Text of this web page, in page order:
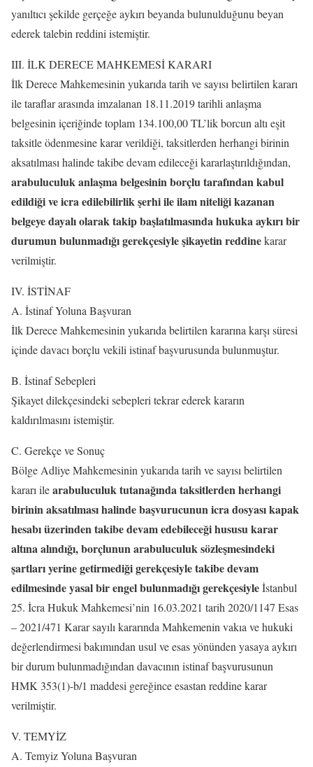
yanıltıcı şekilde gerçeğe aykırı beyanda bulunulduğunu beyan
ederek talebin reddini istemiştir.
III. İLK DERECE MAHKEMESİ KARARI
İlk Derece Mahkemesinin yukarıda tarih ve sayısı belirtilen kararı
ile taraflar arasında imzalanan 18.11.2019 tarihli anlaşma
belgesinin içeriğinde toplam 134.100,00 TL’lik borcun altı eşit
taksitle ödenmesine karar verildiği, taksitlerden herhangi birinin
aksatılması halinde takibe devam edileceği kararlaştırıldığından,
arabuluculuk anlaşma belgesinin borçlu tarafından kabul
edildiği ve icra edilebilirlik şerhi ile ilam niteliği kazanan
belgeye dayalı olarak takip başlatılmasında hukuka aykırı bir
durumun bulunmadığı gerekçesiyle şikayetin reddinekarar
verilmiştir.
IV. İSTİNAF
A. İstinaf Yoluna Başvuran
İlk Derece Mahkemesinin yukarıda belirtilen kararına karşı süresi
içinde davacı borçlu vekili istinaf başvurusunda bulunmuştur.
B. İstinaf Sebepleri
Şikayet dilekçesindeki sebepleri tekrar ederek kararın
kaldırılmasını istemiştir.
C. Gerekçe ve Sonuç
Bölge Adliye Mahkemesinin yukarıda tarih ve sayısı belirtilen
kararı ilearabuluculuk tutanağında taksitlerden herhangi
birinin aksatılması halinde başvurucunun icra dosyası kapak
hesabı üzerinden takibe devam edebileceği hususu karar
altına alındığı, borçlunun arabuluculuk sözleşmesindeki
şartları yerine getirmediği gerekçesiyle takibe devam
edilmesinde yasal bir engel bulunmadığı gerekçesiyleİstanbul
25. İcra Hukuk Mahkemesi’nin 16.03.2021 tarih 2020/1147 Esas
– 2021/471 Karar sayılı kararında Mahkemenin vakıa ve hukuki
değerlendirmesi bakımından usul ve esas yönünden yasaya aykırı
bir durum bulunmadığından davacının istinaf başvurusunun
HMK 353(1)-b/1 maddesi gereğince esastan reddine karar
verilmiştir.
V. TEMYİZ
A. Temyiz Yoluna Başvuran